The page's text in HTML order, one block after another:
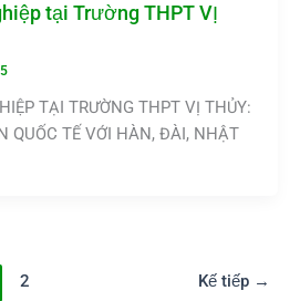
tại Trường THPT VỊ
TẠI TRƯỜNG THPT VỊ THỦY:
QUỐC TẾ VỚI HÀN, ĐÀI, NHẬT
2 Kế tiếp →